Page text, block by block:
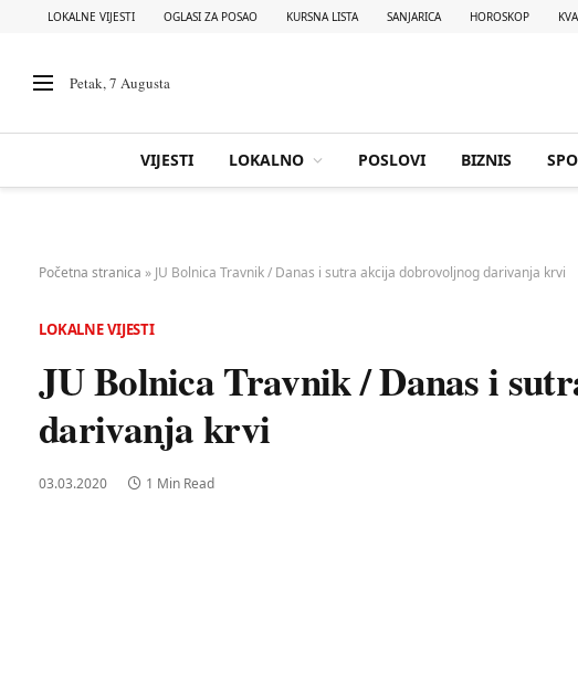
LOKALNE VIJESTI OGLASI ZA POSAO KURSNA LISTA SANJARICA HOROSKOP
Petak, 7 Augusta
VIJESTI LOKALNO POSLOVI BIZNIS
Početna stranica » JU Bolnica Travnik / Danas i sutra akcija dobrovoljnog darivanja krvi
LOKALNE VIJESTI
JU Bolnica Travnik / Danas i
darivanja krvi
03.03.2020 1 Min Read